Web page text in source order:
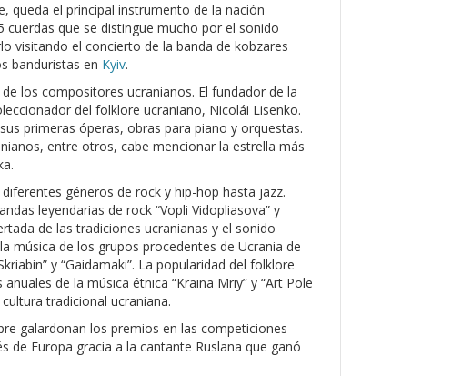
queda el principal instrumento de la nación
cuerdas que se distingue mucho por el sonido
visitando el concierto de la banda de kobzares
banduristas en Kyiv.
los compositores ucranianos. El fundador de la
del folklore ucraniano, Nicolái Lisenko.
primeras óperas, obras para piano y orquestas.
entre otros, cabe mencionar la estrella más
géneros de rock y hip-hop hasta jazz.
leyendarias de rock “Vopli Vidopliasova” y
de las tradiciones ucranianas y el sonido
música de los grupos procedentes de Ucrania de
y “Gaidamaki”. La popularidad del folklore
de la música étnica “Kraina Mriy” y “Art Pole
tradicional ucraniana.
galardonan los premios en las competiciones
de Europa gracia a la cantante Ruslana que ganó